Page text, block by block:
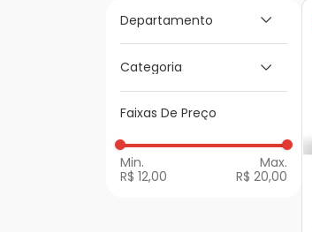
Departamento
Medicamentos e
Saúde
Categoria
Tosse
Faixas De Preço
R$ 12,00 R$ 20,00